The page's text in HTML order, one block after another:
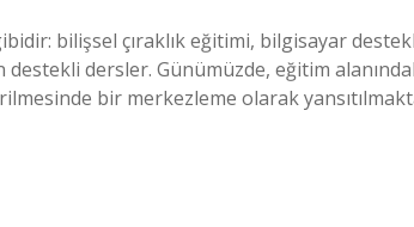
bilişsel çıraklık eğitimi, bilgisayar
dersler. Günümüzde, eğitim
bir merkezleme olarak